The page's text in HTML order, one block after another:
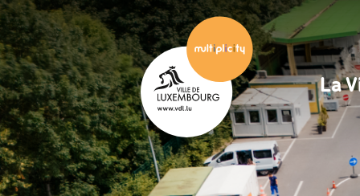
Passer
au
contenu
principal
La